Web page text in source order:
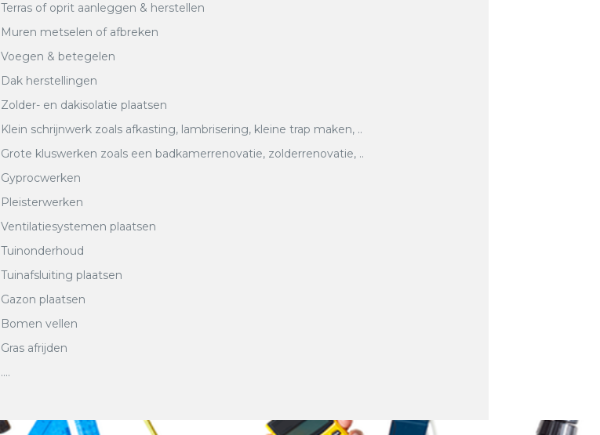
Terras of oprit aanleggen & herstellen
Muren metselen of afbreken
Voegen & betegelen
Dak herstellingen
Zolder- en dakisolatie plaatsen
Klein schrijnwerk zoals afkasting, lambrisering, kleine trap maken, ..
Grote kluswerken zoals een badkamerrenovatie, zolderrenovatie, ..
Gyprocwerken
Pleisterwerken
Ventilatiesystemen plaatsen
Tuinonderhoud
Tuinafsluiting plaatsen
Gazon plaatsen
Bomen vellen
Gras afrijden
….